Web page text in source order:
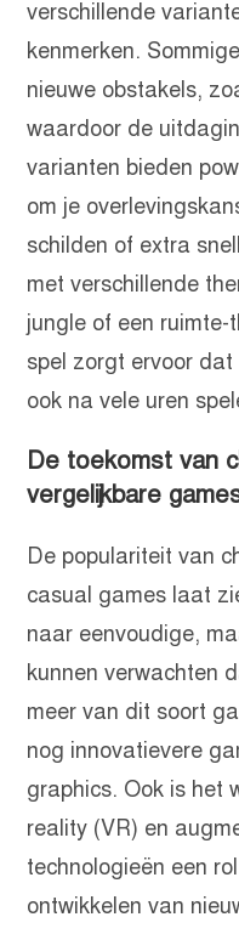
verschillende
kenmerken.
nieuwe obstakels,
waardoor de
varianten bieden
om je
schilden of extra
met verschillende
jungle of een
spel zorgt ervoor
ook na vele uren
De toekomst van
vergelijkbare
De populariteit van
casual games laat
naar eenvoudige,
kunnen verwachten
meer van dit soort
nog innovatievere
graphics. Ook is het
reality (VR) en
technologieën een
ontwikkelen van